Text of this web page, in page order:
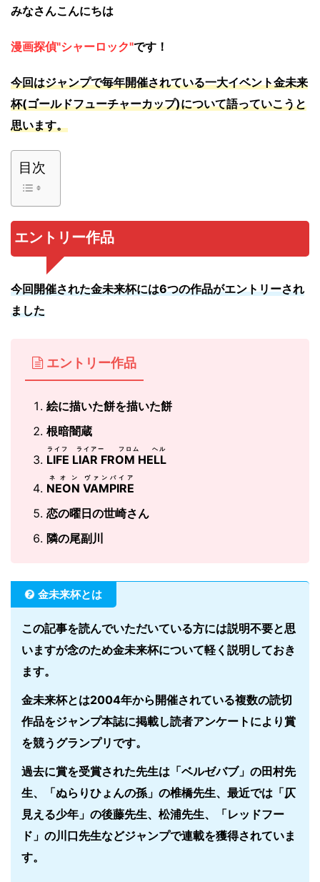
みなさんこんにちは
漫画探偵"シャーロック"です！
今回はジャンプで毎年開催されている一大イベント金未来
杯(ゴールドフューチャーカップ)について語っていこうと
思います。
目次
エントリー作品
今回開催された金未来杯には6つの作品がエントリーされ
ました
エントリー作品
絵に描いた餅を描いた餅
根暗闇蔵
LIFE LIAR FROM HELL
ライフ ライアー フロム ヘル
NEON
ネオン
VAMPIRE
ヴァンパイア
恋の曜日の世崎さん
隣の尾副川
金未来杯とは
この記事を読んでいただいている方には説明不要と思
いますが念のため金未来杯について軽く説明しておき
ます。
金未来杯とは2004年から開催されている複数の読切
作品をジャンプ本誌に掲載し読者アンケートにより賞
を競うグランプリです。
過去に賞を受賞された先生は「ベルゼバブ」の田村先
生、「ぬらりひょんの孫」の椎橋先生、最近では「仄
見える少年」の後藤先生、松浦先生、「レッドフー
ド」の川口先生などジャンプで連載を獲得されていま
す。